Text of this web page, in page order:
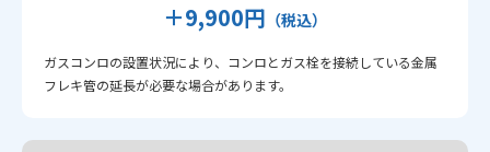
＋9,900円 （税込）
ガスコンロの設置状況により、コンロとガス栓を接続している金属
フレキ管の延長が必要な場合があります。